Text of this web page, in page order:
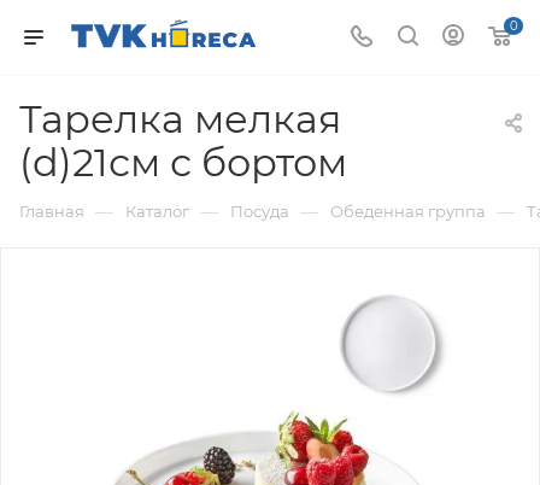
0
Тарелка мелкая
(d)21см с бортом
Главная — Каталог — Посуда — Обеденная группа —